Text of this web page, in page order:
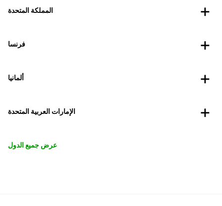
المملكة المتحدة
فرنسا
ألمانيا
الإمارات العربية المتحدة
عرض جميع الدول